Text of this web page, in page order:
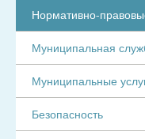
Нормативно-
Муниципальная
Муниципальные
Безопасность